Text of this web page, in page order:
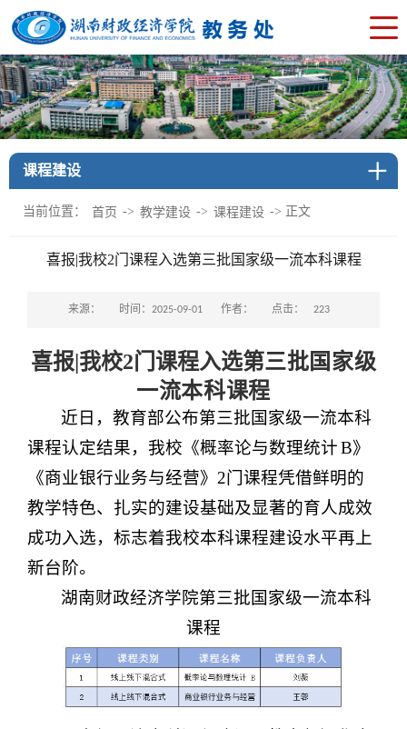
课程建设
当前位置： 首页 -> 教学建设 -> 课程建设 -> 正文
喜报|我校2门课程入选第三批国家级一流本科课程
来源： 时间：2025-09-01 作者： 点击： 223
喜报|我校2门课程入选第三批国家级
一流本科课程
近日，教育部公布第三批国家级一流本科
课程认定结果，我校《概率论与数理统计B》
《商业银行业务与经营》2门课程凭借鲜明的
教学特色、扎实的建设基础及显著的育人成效
成功入选，标志着我校本科课程建设水平再上
新台阶。
湖南财政经济学院第三批国家级一流本科
课程